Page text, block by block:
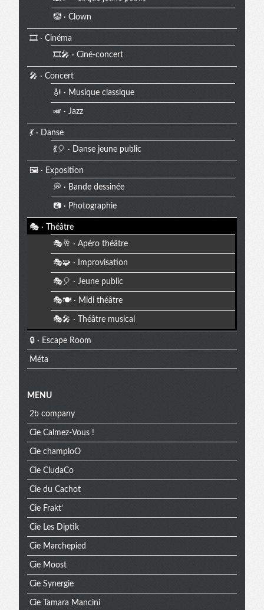
🤡 · Clown
🎞️ · Cinéma
🎞️🎤 · Ciné-concert
🎤 · Concert
🎻 · Musique classique
🎺 · Jazz
💃 · Danse
💃🎈 · Danse jeune public
🖼️ · Exposition
💭 · Bande dessinée
📷 · Photographie
🎭 · Théâtre
🎭🥂 · Apéro théâtre
🎭🧩 · Improvisation
🎭🎈 · Jeune public
🎭🍽️ · Midi théâtre
🎭🎤 · Théâtre musical
🔒 · Escape Room
Méta
MENU
2b company
Cie Calmez-Vous !
Cie champloO
Cie CludaCo
Cie du Cachot
Cie Frakt’
Cie Les Diptik
Cie Marchepied
Cie Moost
Cie Synergie
Cie Tamara Mancini